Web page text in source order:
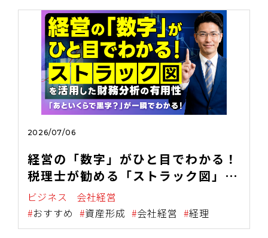
2026/07/06
経営の「数字」がひと目でわかる！
税理士が勧める「ストラック図」を
活用した財務分析の有用性
ビジネス
会社経営
おすすめ
資産形成 会社経営 経理